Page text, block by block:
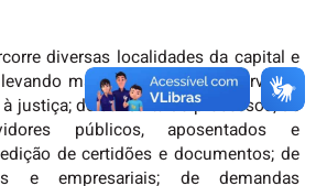
diversas localidades da capital e
mais de 80 tipos de serviços,
justiça; de consulta de processos; de
públicos, aposentados e
de certidões e documentos; de
e empresariais; de demandas